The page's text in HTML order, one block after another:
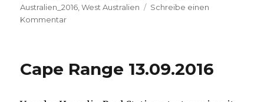
am
Australien_2016 ,West Australien
Schreibe einen
Kommentarzu
Cape Range 13.09.2016